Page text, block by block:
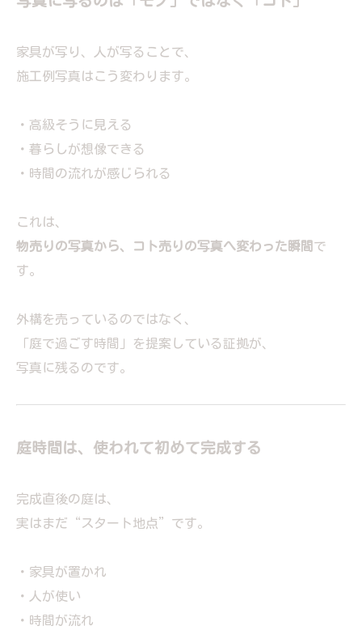
家具が写り、人が写ることで、
施工例写真はこう変わります。
・高級そうに見える
・暮らしが想像できる
・時間の流れが感じられる
これは、
物売りの写真から、コト売りの写真へ変わった瞬間 で
す。
外構を売っているのではなく、
「庭で過ごす時間」を提案している証拠が、
写真に残るのです。
庭時間は、使われて初めて完成する
完成直後の庭は、
実はまだ“スタート地点”です。
・家具が置かれ
・人が使い
・時間が流れ